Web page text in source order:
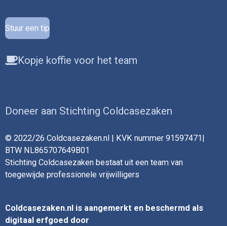
Stuur een tip
Kopje koffie voor het team
Doneer aan Stichting Coldcasezaken
© 2022/26 Coldcasezaken.nl | KVK nummer 91597471|
BTW NL865707649B01
Stichting Coldcasezaken bestaat uit een team van
toegewijde professionele vrijwilligers
Coldcasezaken.nl is aangemerkt en beschermd als
digitaal erfgoed door